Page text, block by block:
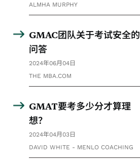
ALMHA MURPHY
GMAC团队关于考试安全的
问答
2024年06月04日
THE MBA.COM
GMAT要考多少分才算理
想？
2024年04月03日
DAVID WHITE - MENLO COACHING